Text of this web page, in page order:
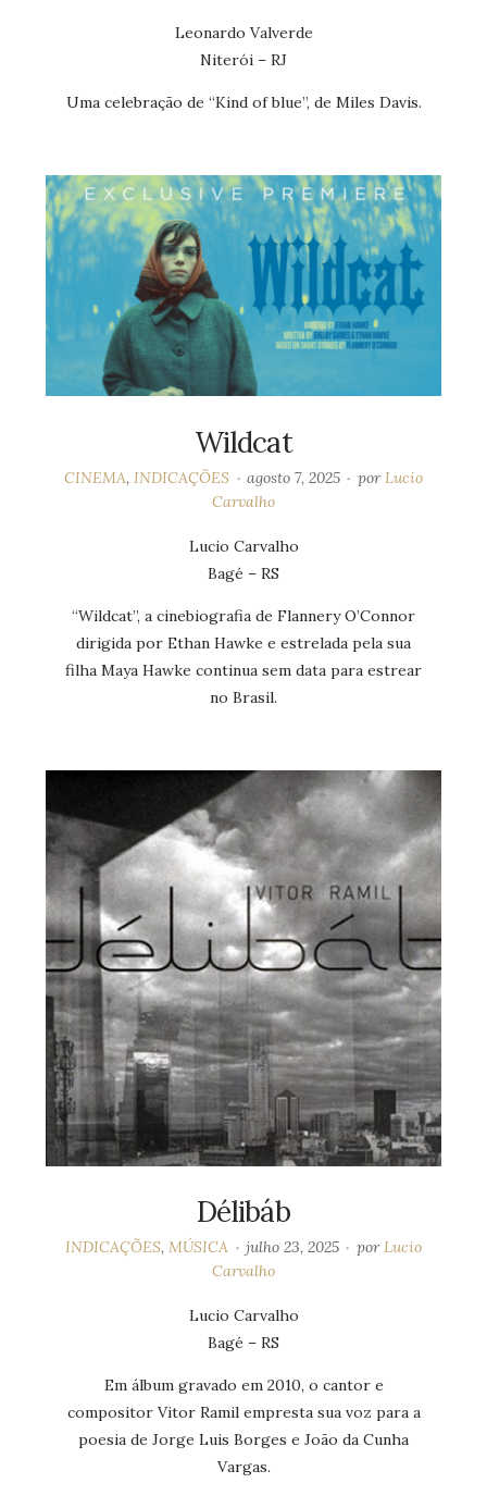
Leonardo Valverde
Niterói – RJ
Uma celebração de “Kind of blue”, de Miles Davis.
Wildcat
CINEMA, INDICAÇÕES agosto 7, 2025 por Lucio
Carvalho
Lucio Carvalho
Bagé – RS
“Wildcat”, a cinebiografia de Flannery O’Connor
dirigida por Ethan Hawke e estrelada pela sua
filha Maya Hawke continua sem data para estrear
no Brasil.
Délibáb
INDICAÇÕES,MÚSICA julho 23, 2025 porLucio
Carvalho
Lucio Carvalho
Bagé – RS
Em álbum gravado em 2010, o cantor e
compositor Vitor Ramil empresta sua voz para a
poesia de Jorge Luis Borges e João da Cunha
Vargas.